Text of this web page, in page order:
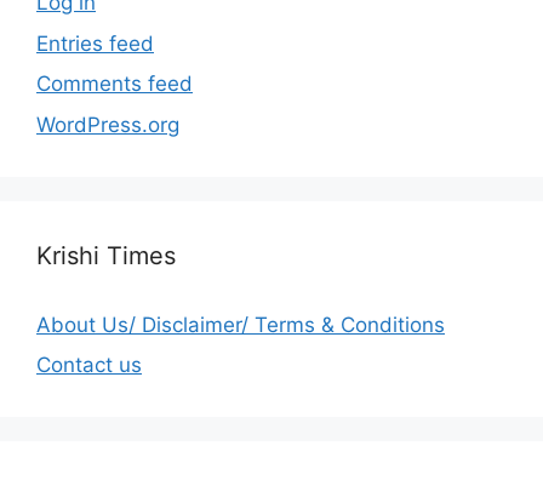
Entries feed
Comments feed
WordPress.org
Krishi Times
About Us/ Disclaimer/ Terms & Conditions
Contact us